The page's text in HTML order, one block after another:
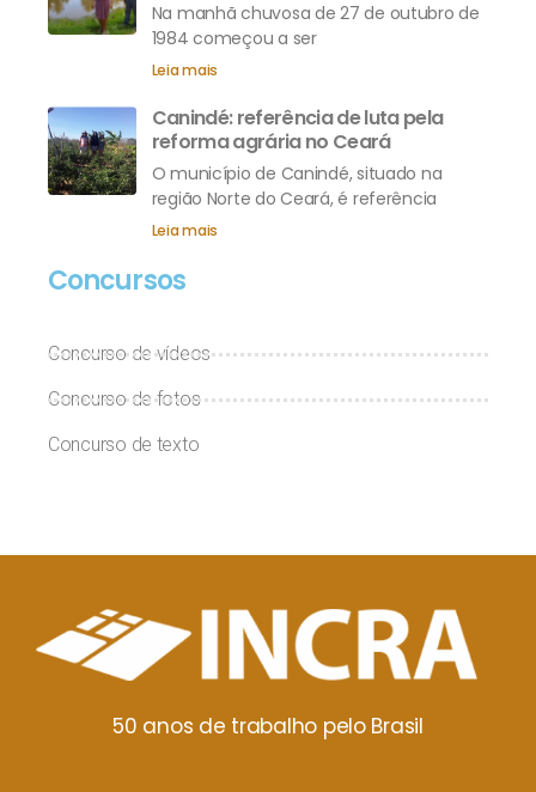
Na manhã chuvosa de 27 de outubro de
1984 começou a ser
Leia mais
Canindé: referência de luta pela
reforma agrária no Ceará
O município de Canindé, situado na
região Norte do Ceará, é referência
Leia mais
Concursos
Concurso de vídeos
Concurso de fotos
Concurso de texto
50 anos de trabalho pelo Brasil